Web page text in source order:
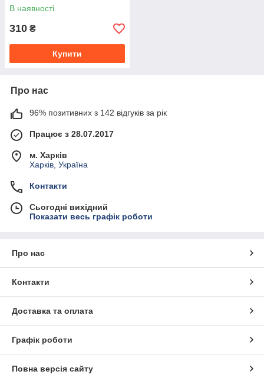
В наявності
310 ₴
Купити
Про нас
96% позитивних з 142 відгуків за рік
Працює з 28.07.2017
м. Харків
Харків, Україна
Контакти
Сьогодні вихідний
Показати весь графік роботи
Про нас
Контакти
Доставка та оплата
Графік роботи
Повна версія сайту